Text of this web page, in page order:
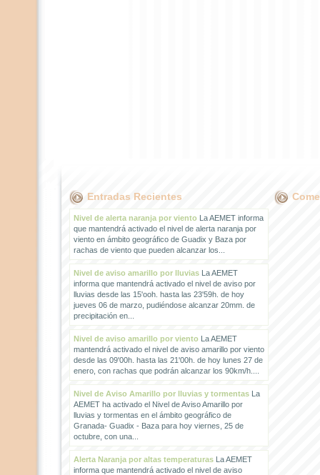
Entradas Recientes
Nivel de alerta naranja por vientoLa AEMET informa
que mantendrá activado el nivel de alerta naranja por
viento en ámbito geográfico de Guadix y Baza por
rachas de viento que pueden alcanzar los...
Nivel de aviso amarillo por lluviasLa AEMET
informa que mantendrá activado el nivel de aviso por
lluvias desde las 15'ooh. hasta las 23'59h. de hoy
jueves 06 de marzo, pudiéndose alcanzar 20mm. de
precipitación en...
Nivel de aviso amarillo por vientoLa AEMET
mantendrá activado el nivel de aviso amarillo por viento
desde las 09'00h. hasta las 21'00h. de hoy lunes 27 de
enero, con rachas que podrán alcanzar los 90km/h....
Nivel de Aviso Amarillo por lluvias y tormentasLa
AEMET ha activado el Nivel de Aviso Amarillo por
lluvias y tormentas en el ámbito geográfico de
Granada- Guadix - Baza para hoy viernes, 25 de
octubre, con una...
Alerta Naranja por altas temperaturasLa AEMET
informa que mantendrá activado el nivel de aviso